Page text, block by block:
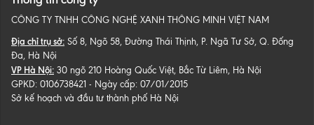
CÔNG TY TNHH CÔNG NGHỆ XANH THÔNG MINH VIỆT NAM
Địa chỉ trụ sở: Số 8, Ngõ 58, Đường Thái Thịnh, P. Ngã Tư Sở, Q. Đống
Đa, Hà Nội
VP Hà Nội: 30 ngõ 210 Hoàng Quốc Việt, Bắc Từ Liêm, Hà Nội
GPKD: 0106738421 - Ngày cấp: 07/01/2015
Sở kế hoạch và đầu tư thành phố Hà Nội